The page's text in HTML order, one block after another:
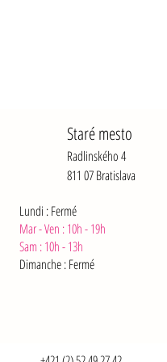
Staré mesto
Radlinského 4
811 07 Bratislava
Lundi : Fermé
Mar - Ven : 10h - 19h
Sam :10h - 13h
Dimanche : Fermé